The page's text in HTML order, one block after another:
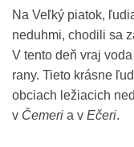
Na Veľký piatok,
neduhmi, chodili sa
V tento deň vraj
rany. Tieto krásne
obciach ležiacich
v Čemeri a v Ečeri.